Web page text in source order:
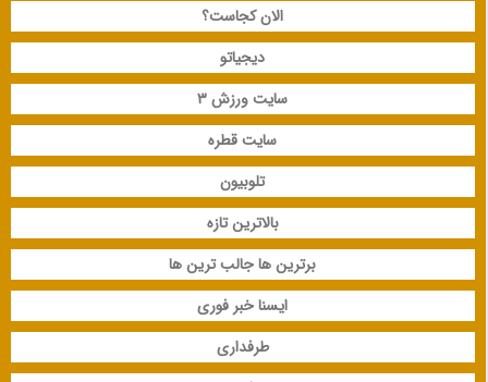
الان کجاست؟
دیجیاتو
سایت ورزش 3
سایت قطره
تلوبیون
بالاترین تازه
برترین ها جالب ترین ها
ایسنا خبر فوری
طرفداری